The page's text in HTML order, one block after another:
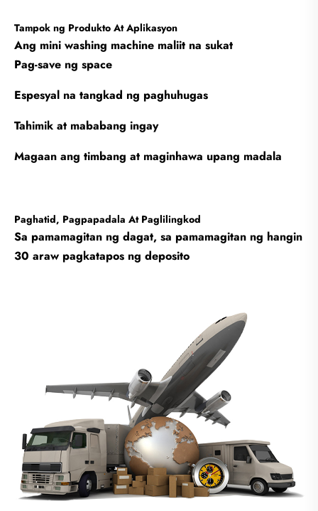
Tampok ng Produkto At Aplikasyon
Ang mini washing machine maliit na sukat
Pag-save ng space
Espesyal na tangkad ng paghuhugas
Tahimik at mababang ingay
Magaan ang timbang at maginhawa upang madala
Paghatid, Pagpapadala At Paglilingkod
Sa pamamagitan ng dagat, sa pamamagitan ng hangin
30 araw pagkatapos ng deposito